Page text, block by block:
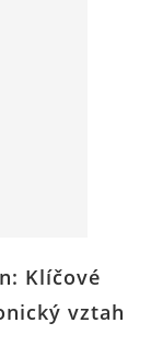
Klíčové
vztah